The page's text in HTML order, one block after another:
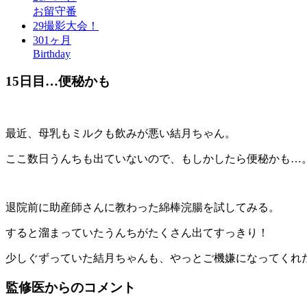
お留守番
29撮影大会！
301ヶ月
Birthday
15日目…便秘かも
最近、母乳もミルクも飲みが悪い結月ちゃん。
ここ数日うんちも出ていないので、もしかしたら便秘かも…
退院前に助産師さんに教わった綿棒浣腸を試してみる。
すると溜まっていたうんちがたくさん出てすっきり！
少しぐずっていた結月ちゃんも、やっとご機嫌になってくれ
監修医からのコメント